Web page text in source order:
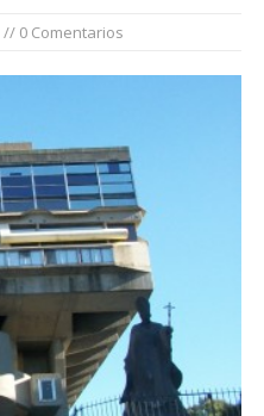
// 0 Comentarios